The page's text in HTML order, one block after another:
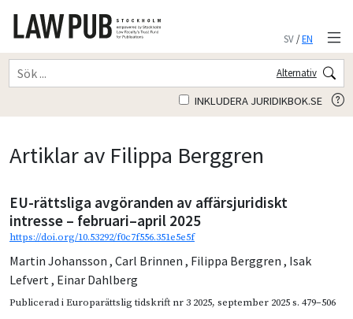
SV/EN
Alternativ
INKLUDERA JURIDIKBOK.SE
Artiklar av Filippa Berggren
EU-rättsliga avgöranden av affärsjuridiskt
intresse – februari–april 2025
https://doi.org/10.53292/f0c7f556.351e5e5f
Martin Johansson , Carl Brinnen , Filippa Berggren , Isak
Lefvert, Einar Dahlberg
Publicerad iEuroparättslig tidskrift nr 3 2025, september 2025s. 479–506